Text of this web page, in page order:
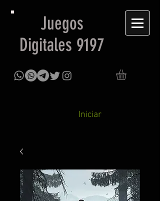
Juegos
Digitales 9197
Iniciar